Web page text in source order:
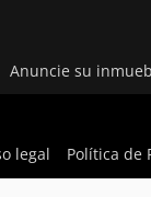
Anuncie su
legal Política de